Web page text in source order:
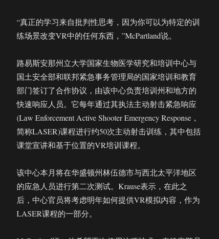
“真正的学习来自批判性思考，因为你可以为特定的训
练场景改变VR中的任何东西，”McPartland说。
路易斯安那州立大学国家生物医学研究和培训中心与
国土安全部和联邦紧急事务管理局的国家培训和教育
部门签订了合作协议，由该中心负责培训州和地方的
快速响应人员。它每年通过其执法主动射击紧急响应
(Law Enforcement Active Shooter Emergency Response，
简称LASER)课程进行约50次主动射击训练，其中包括
课堂宣讲和基于位置的VR培训课程。
该中心本月将在华盛顿州林伍德市与西北太平洋地区
的应急人员进行第二次测试。Krause表示，在此之
后，中心官员将考虑明年如何提供VR模拟内容，作为
LASER课程的一部分。